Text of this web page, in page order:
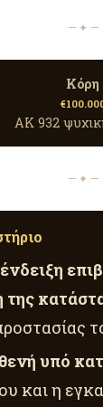
— ✦ —
Κόρη
ΑΚ 932
— ✦ —
της
υπό
και η